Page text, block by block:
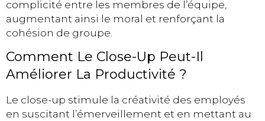
complicité entre les membres de l’équipe,
augmentant ainsi le moral et renforçant la
cohésion de groupe.
Comment Le Close-Up Peut-Il
Améliorer La Productivité ?
Le close-up stimule la créativité des employés
en suscitant l’émerveillement et en mettant au